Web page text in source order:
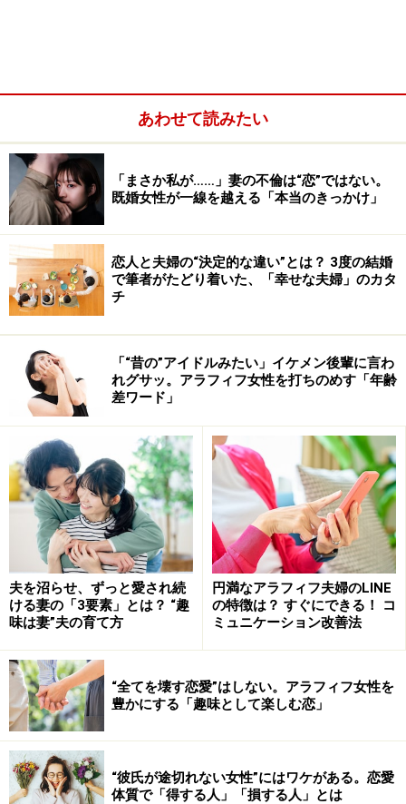
あなたがしたいのは「恋」それとも「結婚」？
「最後の恋」というシチュエーションに萌える心理
大人の「自由」には「責任」が伴う
理解されなくていい。大人にとっての恋愛は「趣味」の
1つ
アラフィフ世代の恋愛とは？
そんなアラフィフ世代の恋愛には、大きく分けて2つの
展開があります。
1つは「晩年を一緒に過ごす」未来に向けた、結婚（再
婚）を意識した恋愛。もう1つは「日常に彩りを添え
る」大人の恋愛。
前者は独身限定ですが、後者は全てのアラフィフ女性が
対象です（既婚者の恋愛がタブーかどうかは、個人の判
断に委ねます）。
以前、アラフィフ世代の生き方に共感を呼んだ「最後か
で描かれた大人の恋愛は、分かり過ぎている大人だから
こそ臆病になってしまう、不器用で切ないものでした。
アラフィフ女性の恋愛にはいろいろなパターンがありま
す。大人だからこそ、若かった頃とは違った展開にもな
るし、さまざまな選択肢もあるのです。
あわせて読みたい
「まさか私が……」妻の不倫は“恋”ではない。
既婚女性が一線を越える「本当のきっかけ」
恋人と夫婦の“決定的な違い”とは？ 3度の結婚
で筆者がたどり着いた、「幸せな夫婦」のカタ
チ
「“昔の”アイドルみたい」イケメン後輩に言わ
れグサッ。アラフィフ女性を打ちのめす「年齢
差ワード」
夫を沼らせ、ずっと愛され続
ける妻の「3要素」とは？ “趣
味は妻”夫の育て方
円満なアラフィフ夫婦のLINE
の特徴は？ すぐにできる！ コ
ミュニケーション改善法
“全てを壊す恋愛”はしない。アラフィフ女性を
豊かにする「趣味として楽しむ恋」
“彼氏が途切れない女性”にはワケがある。恋愛
体質で「得する人」「損する人」とは